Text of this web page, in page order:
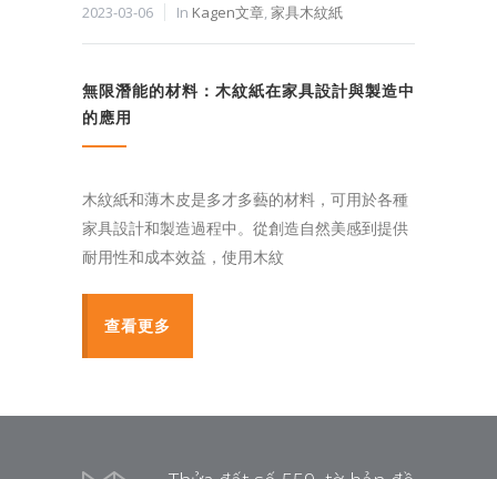
2023-03-06 In Kagen文章,家具木紋紙
無限潛能的材料：木紋紙在家具設計與製造中
的應用
木紋紙和薄木皮是多才多藝的材料，可用於各種
家具設計和製造過程中。從創造自然美感到提供
耐用性和成本效益，使用木紋
查看更多